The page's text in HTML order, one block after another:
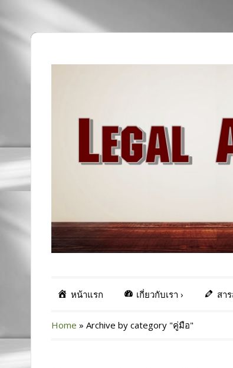
หน้าแรก เกี่ยวกับเรา › สา
Home » Archive by category "คู่มือ"